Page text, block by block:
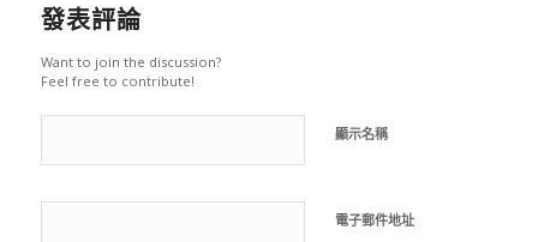
發表評論
Want to join the discussion?
Feel free to contribute!
顯示名稱
電子郵件地址